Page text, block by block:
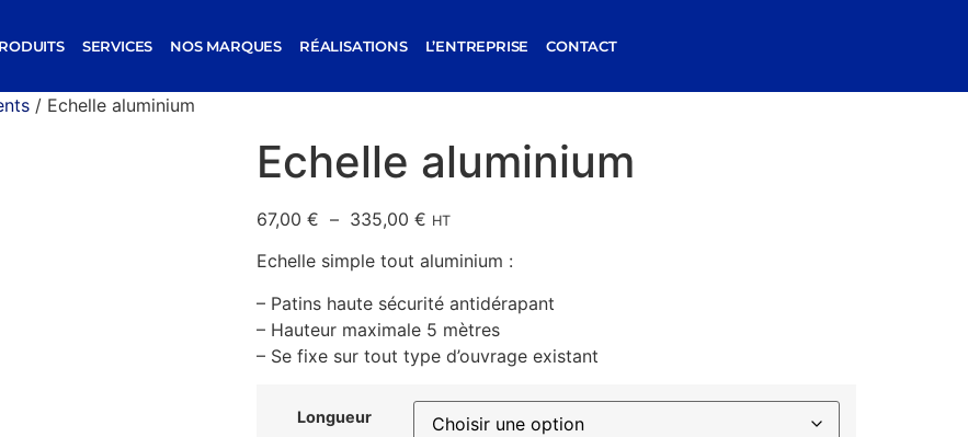
SERVICES NOS MARQUES RÉALISATIONS L’ENTREPRISE CONTACT
/ Echelle aluminium
Echelle aluminium
67,00 € – 335,00 € HT
Echelle simple tout aluminium :
– Patins haute sécurité antidérapant
– Hauteur maximale 5 mètres
– Se fixe sur tout type d’ouvrage existant
Longueur